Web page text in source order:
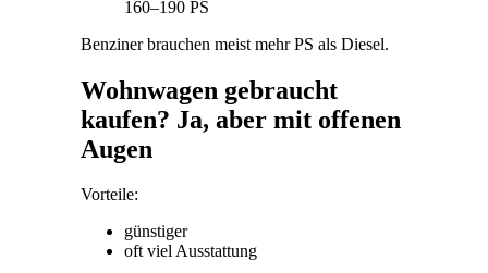
160–190 PS
Benziner brauchen meist mehr PS als Diesel.
Wohnwagen gebraucht
kaufen? Ja, aber mit offenen
Augen
Vorteile:
günstiger
oft viel Ausstattung